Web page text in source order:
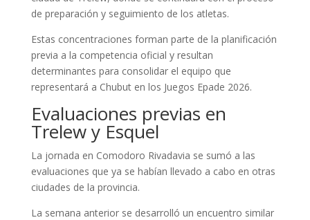
de preparación y seguimiento de los atletas.
Estas concentraciones forman parte de la planificación
previa a la competencia oficial y resultan
determinantes para consolidar el equipo que
representará a Chubut en los Juegos Epade 2026.
Evaluaciones previas en
Trelew y Esquel
La jornada en Comodoro Rivadavia se sumó a las
evaluaciones que ya se habían llevado a cabo en otras
ciudades de la provincia.
La semana anterior se desarrolló un encuentro similar